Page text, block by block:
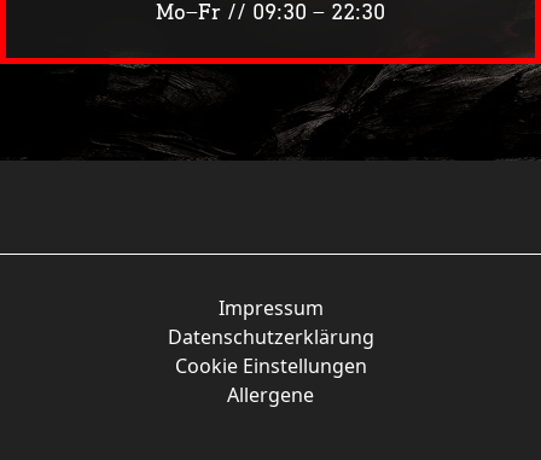
Mo–Fr // 09:30 – 22:30
Siass’n Spritza groß
Impressum
Datenschutzerklärung
Cookie Einstellungen
Allergene